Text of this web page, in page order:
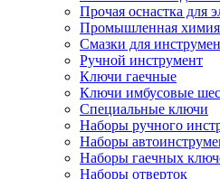
Прочая оснастка для
Промышленная химия
Смазки для
Ручной инструмент
Ключи гаечные
Ключи имбусовые
Специальные ключи
Наборы ручного
Наборы
Наборы гаечных
Наборы отверток